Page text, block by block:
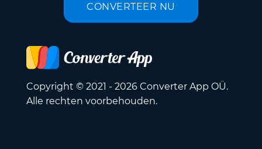
CONVERTEER NU
Copyright © 2021 - 2026 Converter App OÜ.
Alle rechten voorbehouden.